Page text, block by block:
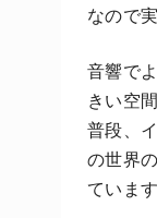
なので
音響で
きい空
普段、
の世界
ています